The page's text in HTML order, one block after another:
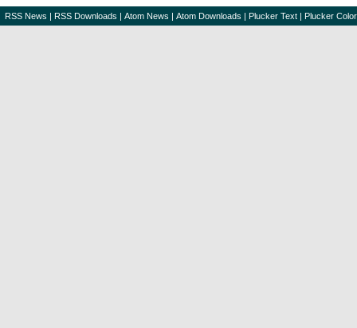
RSS News | RSS Downloads | Atom News | Atom Downloads | Plucker Text | Plucker Color